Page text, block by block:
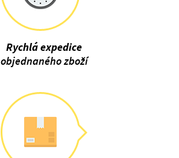
Rychlá expedice
objednaného zboží